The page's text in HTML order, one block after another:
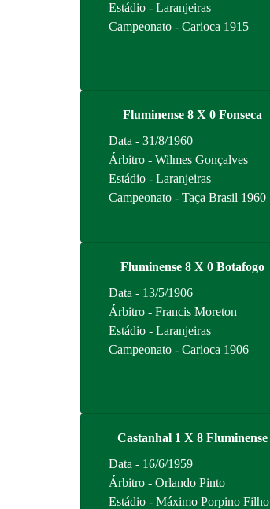
Estádio - Laranjeiras
Campeonato - Carioca 1915
Fluminense 8 X 0 Fonseca
Data - 31/8/1960
Árbitro - Wilmes Gonçalves
Estádio - Laranjeiras
Campeonato - Taça Brasil 1960
Fluminense 8 X 0 Botafogo
Data - 13/5/1906
Árbitro - Francis Moreton
Estádio - Laranjeiras
Campeonato - Carioca 1906
Castanhal 1 X 8 Fluminense
Data - 16/6/1959
Árbitro - Orlando Pinto
Estádio - Máximo Porpino Filho